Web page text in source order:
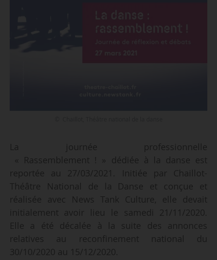
La journée professionnelle
« Rassemblement ! » dédiée à la danse est
reportée au 27/03/2021. Initiée par Chaillot-
Théâtre National de la Danse et conçue et
réalisée avec News Tank Culture, elle devait
initialement avoir lieu le samedi 21/11/2020.
Elle a été décalée à la suite des annonces
relatives au reconfinement national du
30/10/2020 au 15/12/2020.